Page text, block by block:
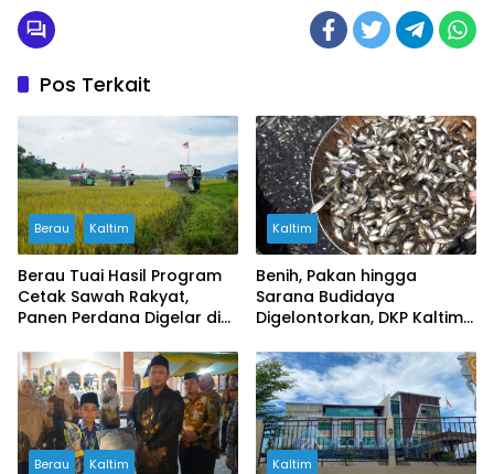
Pos Terkait
Berau Kaltim
Berau Tuai Hasil Program
Cetak Sawah Rakyat,
Panen Perdana Digelar di
Kaltim
Benih, Pakan hingga
Sarana Budidaya
Digelontorkan, DKP Kaltim
Kelas dan Mandiri
Berau Kaltim Kaltim